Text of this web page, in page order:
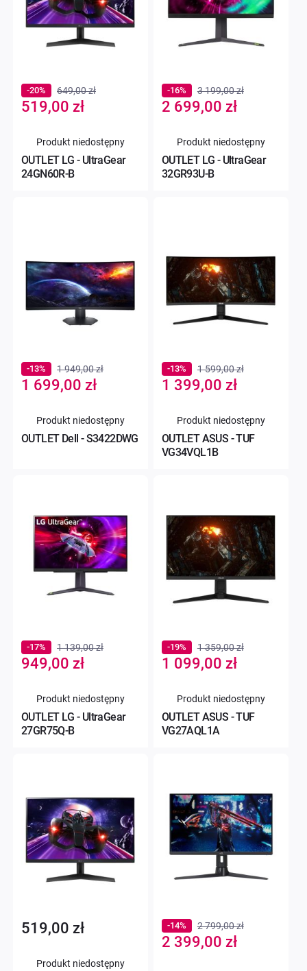
OUTLET LG - UltraGear
24GN60R-B
Special
Price
519,00 zł
-20% 649,00 zł
Produkt niedostępny
OUTLET LG - UltraGear
32GR93U-B
Special
Price
2 699,00 zł
-16% 3 199,00 zł
Produkt niedostępny
OUTLET Dell - S3422DWG
Special
Price
1 699,00 zł
-13% 1 949,00 zł
Produkt niedostępny
OUTLET ASUS - TUF
VG34VQL1B
Special
Price
1 399,00 zł
-13% 1 599,00 zł
Produkt niedostępny
OUTLET LG - UltraGear
27GR75Q-B
Special
Price
949,00 zł
-17% 1 139,00 zł
Produkt niedostępny
OUTLET ASUS - TUF
VG27AQL1A
Special
Price
1 099,00 zł
-19% 1 359,00 zł
Produkt niedostępny
519,00 zł
Produkt niedostępny
Special
Price
2 399,00 zł
-14% 2 799,00 zł